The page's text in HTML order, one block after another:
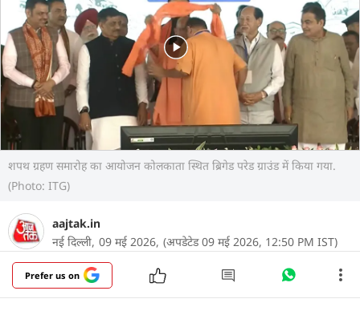
शपथ ग्रहण समारोह का आयोजन कोलकाता स्थित ब्रिगेड परेड ग्राउंड में किया गया.
(Photo: ITG)
aajtak.in
नई दिल्ली, 09 मई 2026, (अपडेटेड 09 मई 2026, 12:50 PM IST)
Prefer us on